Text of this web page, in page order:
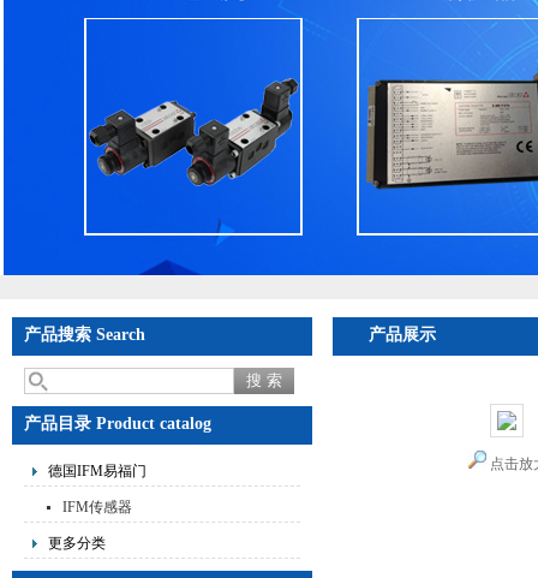
产品搜索 Search
产品目录 Product catalog
德国IFM易福门
IFM传感器
更多分类
产品展示
点击放